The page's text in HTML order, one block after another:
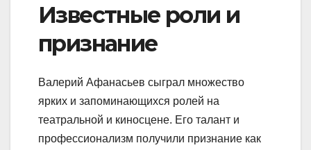
Известные роли и
признание
Валерий Афанасьев сыграл множество
ярких и запоминающихся ролей на
театральной и киносцене. Его талант и
профессионализм получили признание как